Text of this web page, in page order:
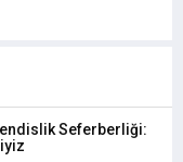
Seferberliği: